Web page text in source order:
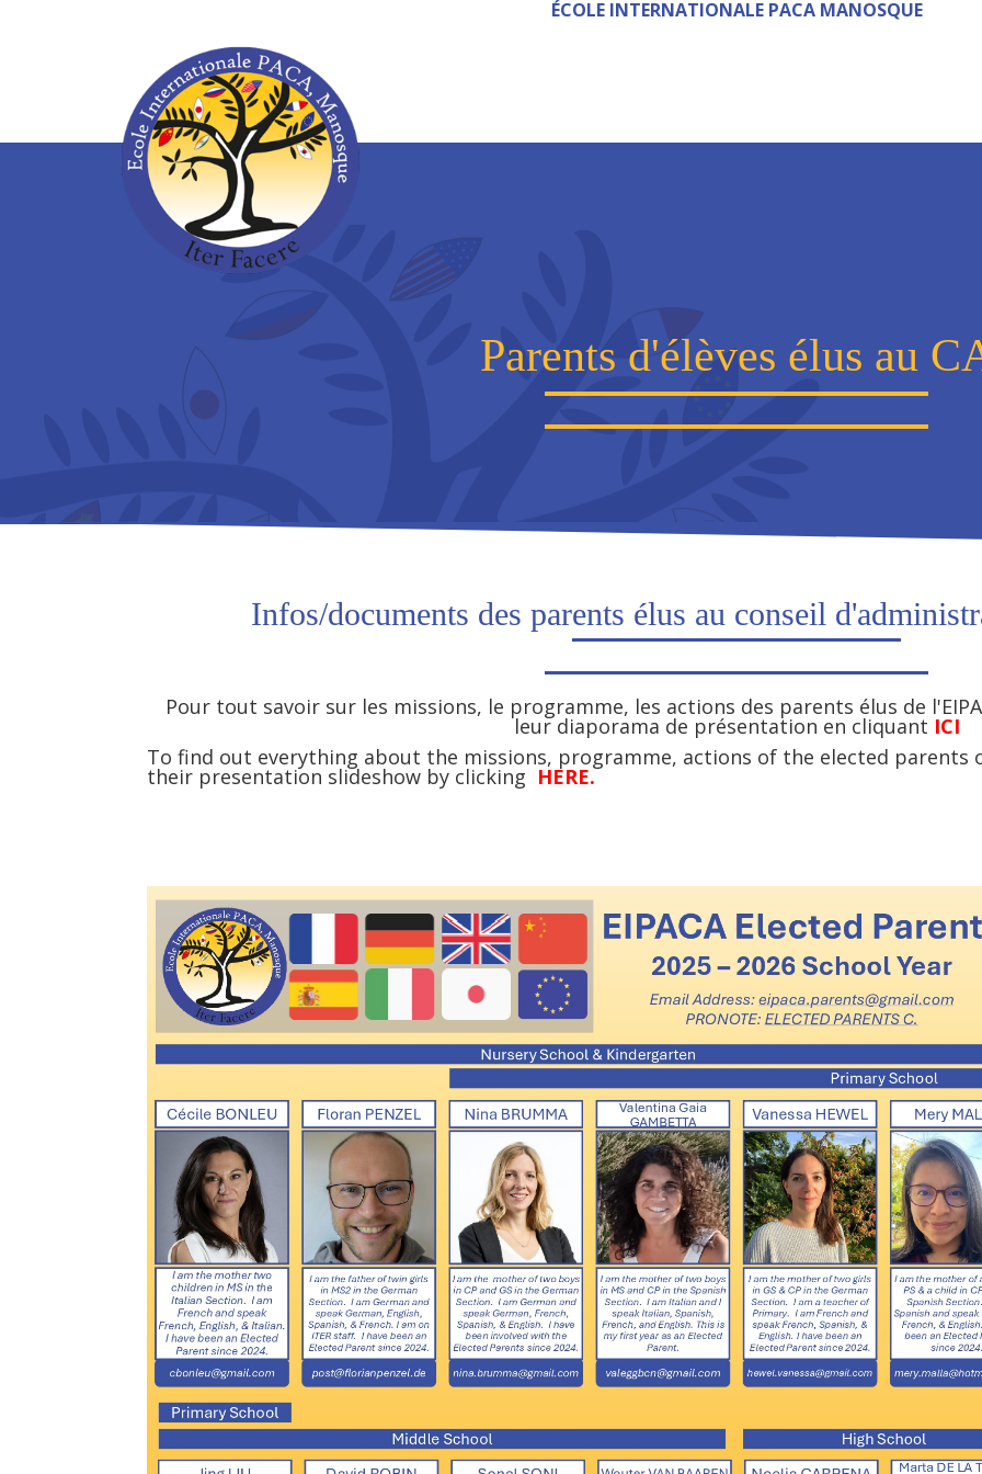
ÉCOLE INTERNATIONALE PACA MANOSQUE
Parents d'élèves élus au
Infos/documents des parents élus au conseil
Pour tout savoir sur les missions, le programme, les actions des parents élus de
leur diaporama de présentation en cliquant ICI
To find out everything about the missions, programme, actions of the elected parents
their presentation slideshow by clicking HERE.